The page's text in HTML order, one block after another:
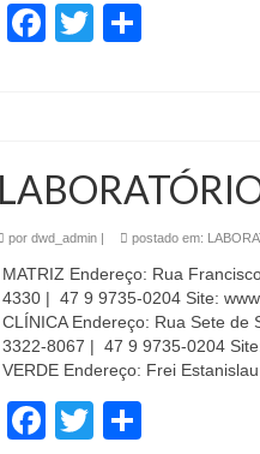
Facebook
Twitter
por dwd_admin| postado em:
MATRIZ Endereço: Rua
4330 | 47 9 9735-0204 Site:
CLÍNICA Endereço: Rua Sete de
3322-8067 | 47 9 9735-0204
VERDE Endereço: Frei
Facebook
Twitter